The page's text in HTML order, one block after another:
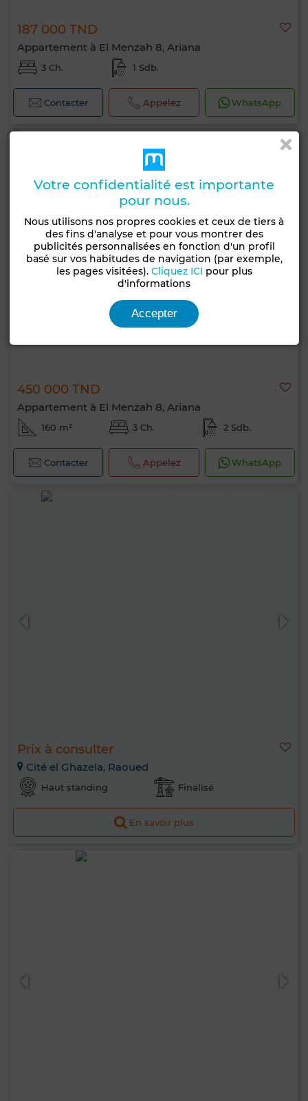
187 000 TND
Appartement à El Menzah 8, Ariana
3 Ch. 1 Sdb.
Contacter Appelez WhatsApp
450 000 TND
Appartement à El Menzah 8, Ariana
160 m² 3 Ch. 2 Sdb.
Contacter Appelez WhatsApp
Prix à consulter
Cité el Ghazela, Raoued
Haut standing Finalisé
En savoir plus
Votre confidentialité est importante
pour nous.
Nous utilisons nos propres cookies et ceux de tiers à
des fins d'analyse et pour vous montrer des
publicités personnalisées en fonction d'un profil
basé sur vos habitudes de navigation (par exemple,
les pages visitées). Cliquez ICI pour plus
d'informations
Accepter